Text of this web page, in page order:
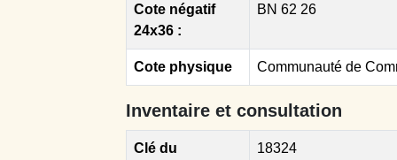
Cote négatif
24x36 :
BN 62 26
Cote physique Communauté de
Inventaire et consultation
Clé du
18324